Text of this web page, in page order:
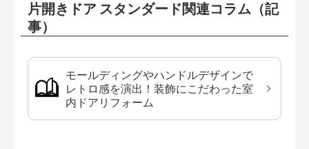
片開きドア スタンダード関連コラム（記
事）
モールディングやハンドルデザインで
レトロ感を演出！装飾にこだわった室
内ドアリフォーム